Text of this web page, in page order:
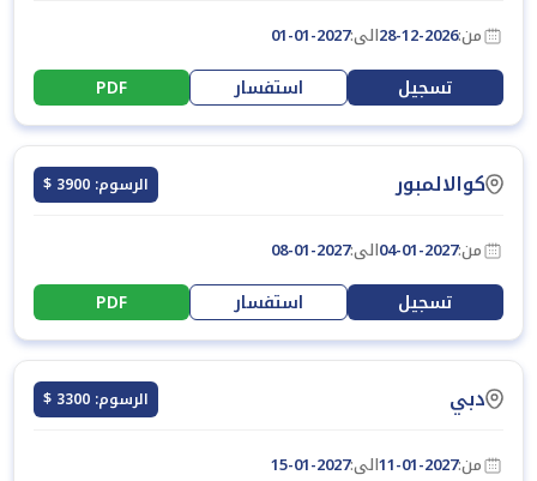
من:28-12-2026الى:01-01-2027
تسجيل استفسار PDF
كوالالمبور الرسوم: 3900 $
من:04-01-2027الى:08-01-2027
تسجيل استفسار PDF
دبي الرسوم: 3300 $
من:11-01-2027الى:15-01-2027